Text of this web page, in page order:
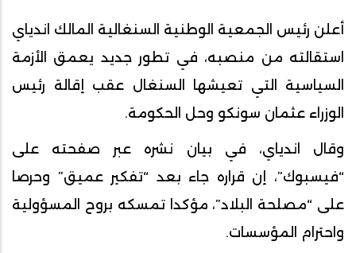
أعلن رئيس الجمعية الوطنية السنغالية المالك اندياي
استقالته من منصبه، في تطور جديد يعمق الأزمة
السياسية التي تعيشها السنغال عقب إقالة رئيس
الوزراء عثمان سونكو وحل الحكومة.
وقال اندياي، في بيان نشره عبر صفحته على
“فيسبوك”، إن قراره جاء بعد “تفكير عميق” وحرصا
على “مصلحة البلاد”، مؤكدا تمسكه بروح المسؤولية
واحترام المؤسسات.